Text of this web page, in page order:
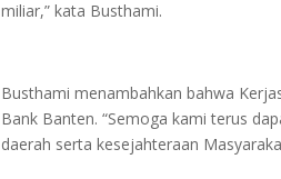
miliar,” kata Busthami.
Busthami menambahkan bahwa
Bank Banten. “Semoga kami terus
daerah serta kesejahteraan